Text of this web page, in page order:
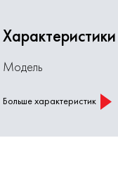
Характеристики
Модель
Больше характеристик